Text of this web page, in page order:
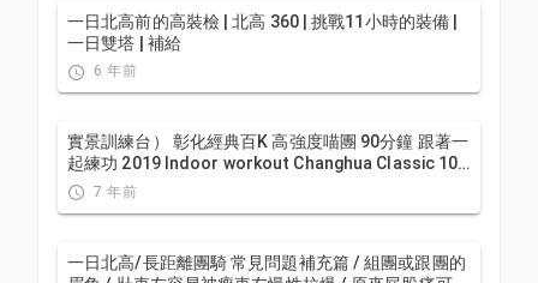
一日北高前的高裝檢 | 北高 360 | 挑戰11小時的裝備 |
一日雙塔 | 補給
6 年前
實景訓練台） 彰化經典百K 高強度喵團 90分鐘 跟著一
起練功 2019 Indoor workout Changhua Classic 100
Taiwan
7 年前
一日北高/長距離團騎 常見問題補充篇 / 組團或跟團的